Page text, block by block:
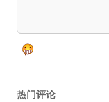
热门评论